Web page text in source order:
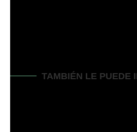
TAMBIÉN LE PUEDE